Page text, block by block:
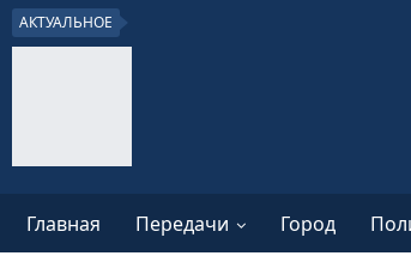
АКТУАЛЬНОЕ
Главная Передачи Город